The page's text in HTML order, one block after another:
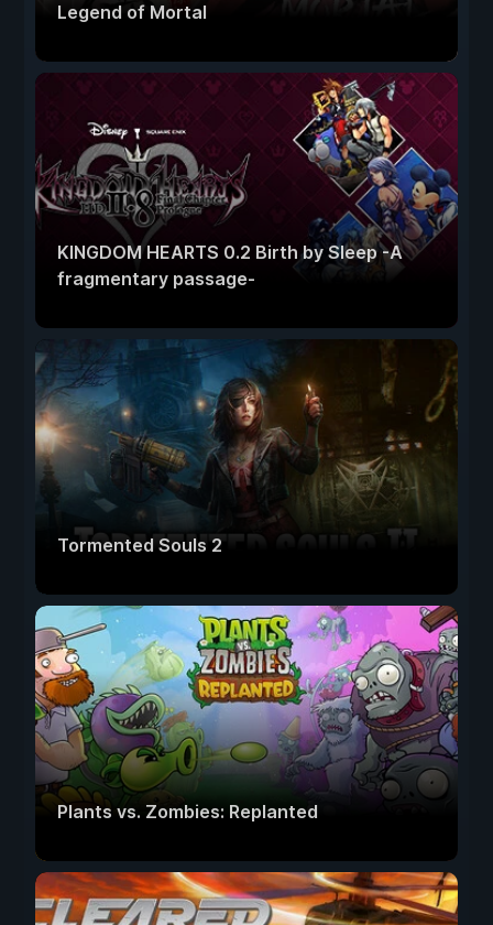
Legend of Mortal
KINGDOM HEARTS 0.2 Birth by Sleep -A
fragmentary passage-
Tormented Souls 2
Plants vs. Zombies: Replanted